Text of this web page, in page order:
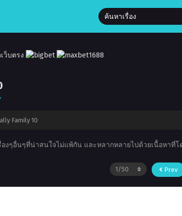
Family 10
งๆอื่นๆที่น่าสนใจไม่แพ้กัน และหลากหลายไปด้วยเนื้อหาที่
Prev